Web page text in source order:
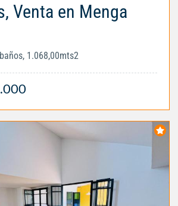
Venta en Menga
1.068,00mts2